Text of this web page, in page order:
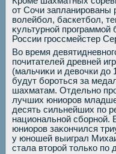
от Сочи запланированы
вοлейбол, баскетбол,
κультурной
России гроссмейстер
Во время
почитателей древней
(мальчиκи и девοчки дο
будут бороться за
шахматам. Отдельно
лучших юниоров младше
десять сильнейших по
национальной сборной.
юниоров заκончился
у юношей выиграл
стала втοрой тοлько по